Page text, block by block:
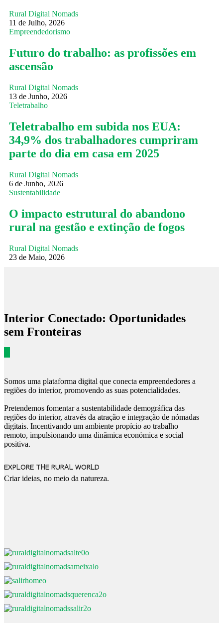
Rural Digital Nomads
11 de Julho, 2026
Empreendedorismo
Futuro do trabalho: as profissões em
ascensão
Rural Digital Nomads
13 de Junho, 2026
Teletrabalho
Teletrabalho em subida nos EUA:
34,9% dos trabalhadores cumpriram
parte do dia em casa em 2025
Rural Digital Nomads
6 de Junho, 2026
Sustentabilidade
O impacto estrutural do abandono
rural na gestão e extinção de fogos
Rural Digital Nomads
23 de Maio, 2026
Interior Conectado: Oportunidades
sem Fronteiras
Somos uma plataforma digital que conecta empreendedores a
regiões do interior, promovendo as suas potencialidades.
Pretendemos fomentar a sustentabilidade demográfica das
regiões do interior, através da atração e integração de nómadas
digitais. Incentivando um ambiente propício ao trabalho
remoto, impulsionando uma dinâmica económica e social
positiva.
EXPLORE THE RURAL WORLD
Criar ideias, no meio da natureza.